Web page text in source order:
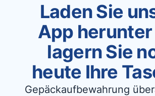
Laden Sie
App
lagern Sie
heute Ihre
Gepäckaufbewahrung